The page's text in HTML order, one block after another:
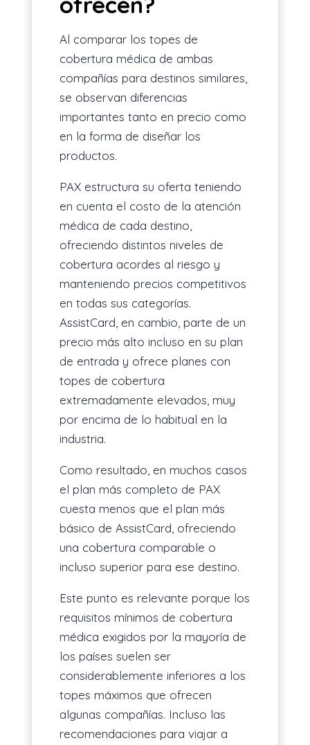
Al comparar los topes de
cobertura médica de ambas
compañías para destinos similares,
se observan diferencias
importantes tanto en precio como
en la forma de diseñar los
productos.
PAX estructura su oferta teniendo
en cuenta el costo de la atención
médica de cada destino,
ofreciendo distintos niveles de
cobertura acordes al riesgo y
manteniendo precios competitivos
en todas sus categorías.
AssistCard, en cambio, parte de un
precio más alto incluso en su plan
de entrada y ofrece planes con
topes de cobertura
extremadamente elevados, muy
por encima de lo habitual en la
industria.
Como resultado, en muchos casos
el plan más completo de PAX
cuesta menos que el plan más
básico de AssistCard, ofreciendo
una cobertura comparable o
incluso superior para ese destino.
Este punto es relevante porque los
requisitos mínimos de cobertura
médica exigidos por la mayoría de
los países suelen ser
considerablemente inferiores a los
topes máximos que ofrecen
algunas compañías. Incluso las
recomendaciones para viajar a